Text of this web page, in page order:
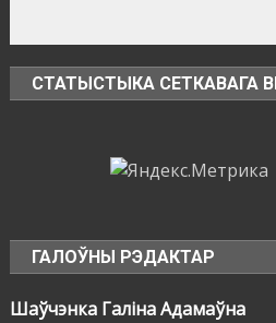
СТАТЫСТЫКА СЕТКАВАГА
ГАЛОЎНЫ РЭДАКТАР
Шаўчэнка Галіна Адамаўна